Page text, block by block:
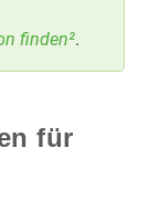
finden².
für